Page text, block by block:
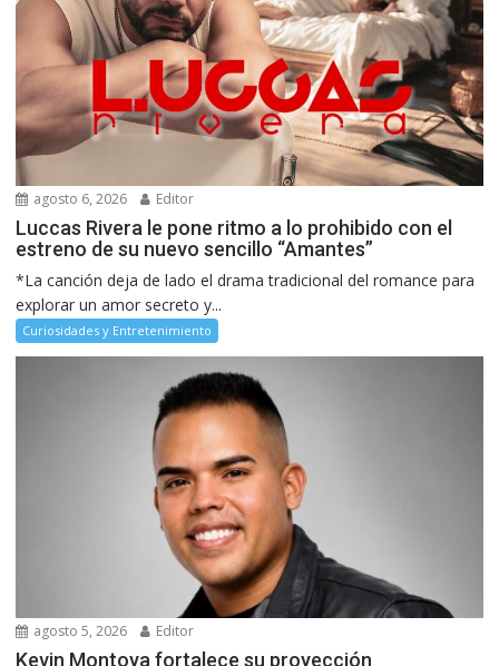
agosto 6, 2026 Editor
Luccas Rivera le pone ritmo a lo prohibido con el
estreno de su nuevo sencillo “Amantes”
*La canción deja de lado el drama tradicional del romance para
explorar un amor secreto y...
Curiosidades y Entretenimiento
agosto 5, 2026 Editor
Kevin Montoya fortalece su proyección